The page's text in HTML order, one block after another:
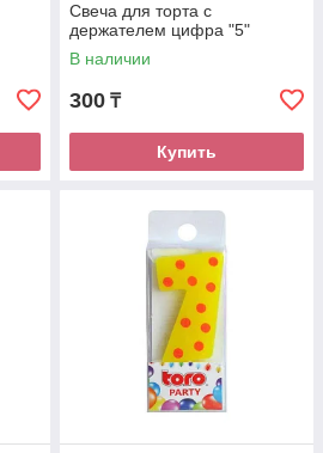
Свеча для торта с
держателем цифра "5"
В наличии
300 ₸
Купить